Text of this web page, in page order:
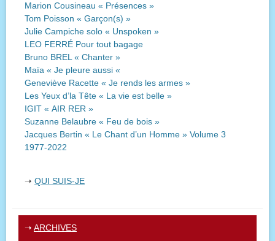
Marion Cousineau « Présences »
Tom Poisson « Garçon(s) »
Julie Campiche solo « Unspoken »
LEO FERRÉ Pour tout bagage
Bruno BREL « Chanter »
Maïa « Je pleure aussi «
Geneviève Racette « Je rends les armes »
Les Yeux d’la Tête « La vie est belle »
IGIT « AIR RER »
Suzanne Belaubre « Feu de bois »
Jacques Bertin « Le Chant d’un Homme » Volume 3
1977-2022
➝ QUI SUIS-JE
➝ ARCHIVES